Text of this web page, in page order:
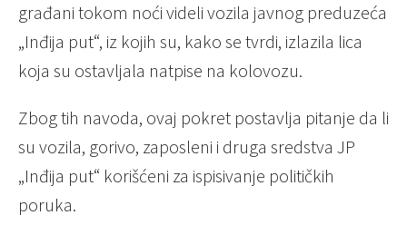
građani tokom noći videli vozila javnog preduzeća
„Inđija put“, iz kojih su, kako se tvrdi, izlazila lica
koja su ostavljala natpise na kolovozu.
Zbog tih navoda, ovaj pokret postavlja pitanje da li
su vozila, gorivo, zaposleni i druga sredstva JP
„Inđija put“ korišćeni za ispisivanje političkih
poruka.